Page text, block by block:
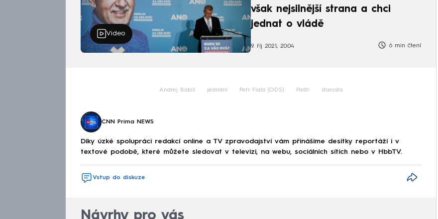
Video
však nejsilnější strana a chci
jednat o vládě
9. říj 2021, 20:04 6 min čtení
Andrej Babiš jednání Petr Fiala (ODS) Piráti starosta
CNN Prima NEWS
Díky úzké spolupráci redakcí online a TV zpravodajství vám přinášíme desítky reportáží i v
textové podobě, které můžete sledovat v televizi, na webu, sociálních sítích nebo v HbbTV.
Vstup do diskuze
Návrhy pro vás